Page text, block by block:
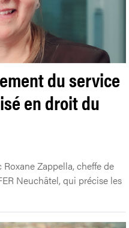
du service
en droit du
Zappella, cheffe de
Neuchâtel, qui précise les